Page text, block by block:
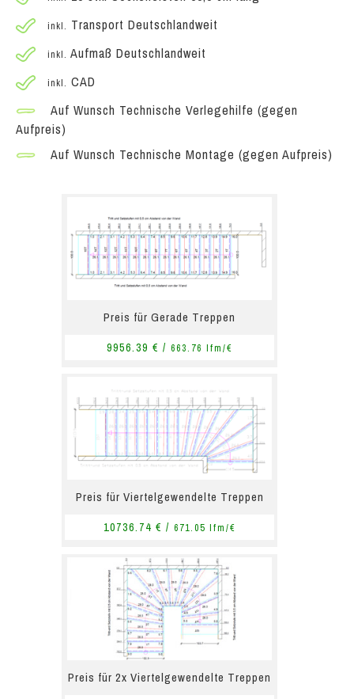
inkl. Transport Deutschlandweit
inkl. Aufmaß Deutschlandweit
inkl. CAD
Auf Wunsch Technische Verlegehilfe (gegen
Aufpreis)
Auf Wunsch Technische Montage (gegen Aufpreis)
Preis für Gerade Treppen
9956.39 € / 663.76 lfm/€
Preis für Viertelgewendelte Treppen
10736.74 € / 671.05 lfm/€
Preis für 2x Viertelgewendelte Treppen